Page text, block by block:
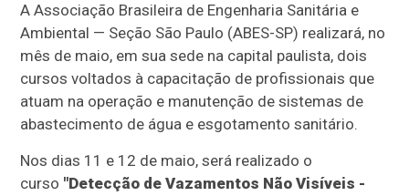
A Associação Brasileira de Engenharia Sanitária e
Ambiental — Seção São Paulo (ABES-SP) realizará, no
mês de maio, em sua sede na capital paulista, dois
cursos voltados à capacitação de profissionais que
atuam na operação e manutenção de sistemas de
abastecimento de água e esgotamento sanitário.
Nos dias 11 e 12 de maio, será realizado o
curso "Detecção de Vazamentos Não Visíveis -